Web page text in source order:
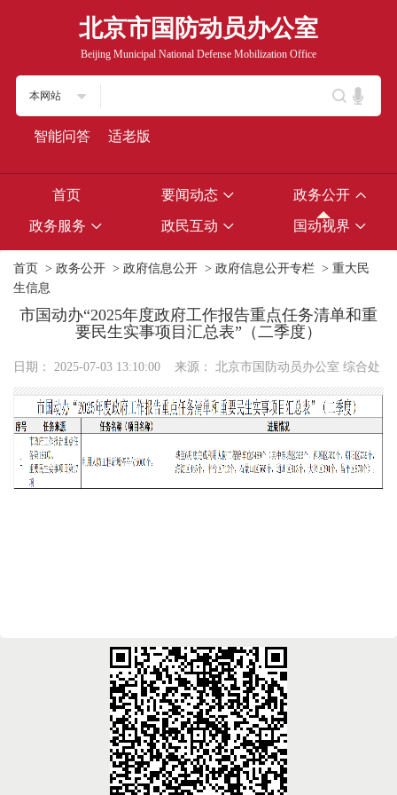
北京市国防动员办公室
Beijing Municipal National Defense Mobilization Office
本网站
智能问答 适老版
首页 要闻动态 政务公开
政务服务 政民互动 国动视界
首页 > 政务公开 > 政府信息公开 > 政府信息公开专栏 > 重大民
生信息
市国动办“2025年度政府工作报告重点任务清单和重
要民生实事项目汇总表”（二季度）
日期： 2025-07-03 13:10:00 来源： 北京市国防动员办公室 综合处